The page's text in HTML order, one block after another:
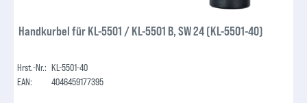
Handkurbel für KL-5501 / KL-5501 B, SW 24 (KL-5501-40)
Hrst.-Nr.: KL-5501-40
EAN:
4046459177395